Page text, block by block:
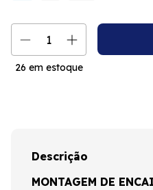
26 em estoque
Descrição
MONTAGEM DE